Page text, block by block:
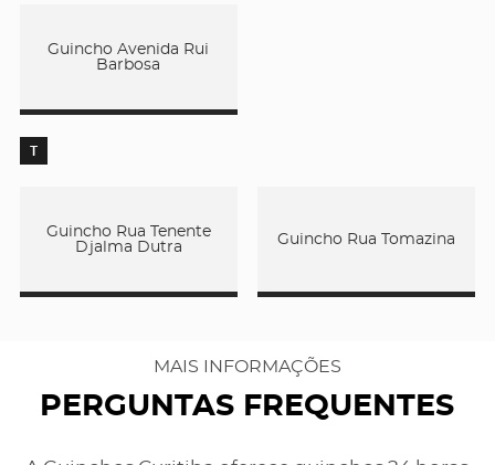
Guincho Avenida Rui
Barbosa
T
Guincho Rua Tenente
Djalma Dutra
Guincho Rua Tomazina
MAIS INFORMAÇÕES
PERGUNTAS FREQUENTES